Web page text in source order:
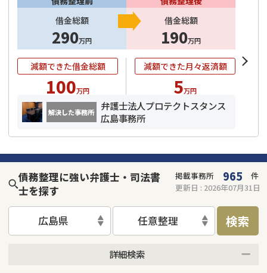
借金総額
290万円
借金総額
190万円
減額できた借金総額
100万円
減額できた月々返済額
5万円
解決した事務所
弁護士法人プロテクトスタンス
広島事務所
債務整理に強い弁護士・司法書
士を探す
掲載事務所 965
件
更新日 : 2026年07月31日
広島県 任意整理 検索
詳細検索